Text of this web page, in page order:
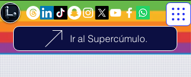
Ir al Supercúmulo.